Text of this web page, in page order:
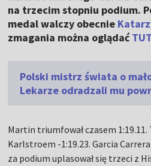
na trzecim stopniu podium.
medal walczy obecnie
zmagania można oglądać
Polski mistrz świata o
Lekarze odradzali mu
Martin triumfował czasem
Karlstroem -1:19.23. Garcia Carrera
za podium uplasował się trzeci z